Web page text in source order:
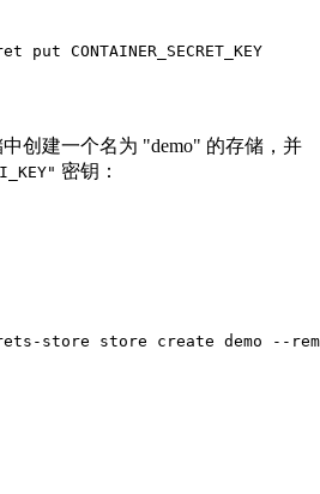
put CONTAINER_SECRET_KEY
创建一个名为 "demo" 的存储，并
密钥：
store store create demo --